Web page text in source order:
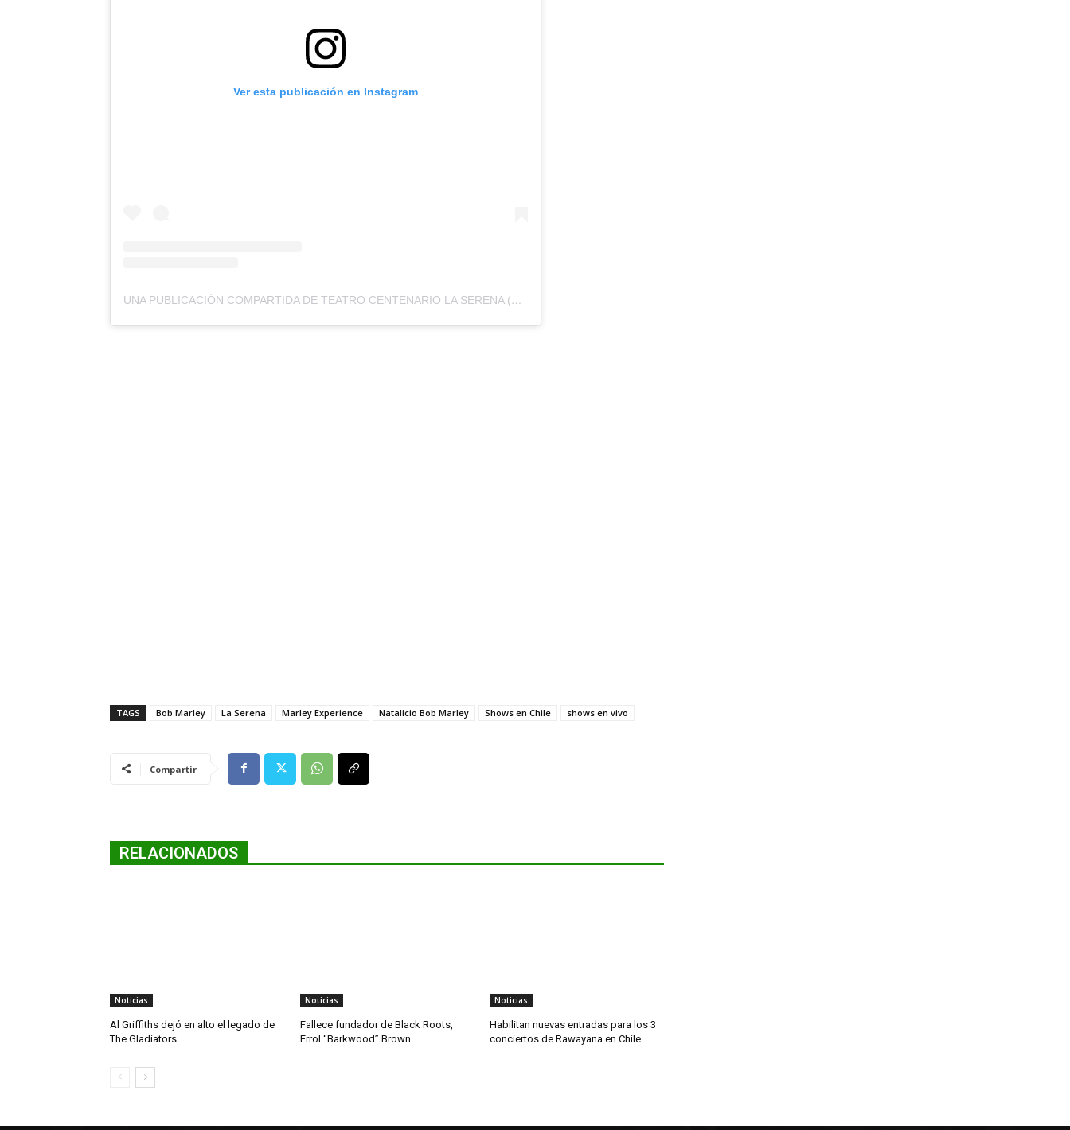
Ver esta publicación en Instagram
UNA PUBLICACIÓN COMPARTIDA DE TEATRO CENTENARIO LA SERENA (@TEATROCENTENARIO)
TAGS Bob Marley La Serena Marley Experience Natalicio Bob Marley Shows en Chile shows en vivo
Compartir
RELACIONADOS
Noticias
Al Griffiths dejó en alto el legado de
The Gladiators
Noticias
Fallece fundador de Black Roots,
Errol “Barkwood” Brown
Noticias
Habilitan nuevas entradas para los 3
conciertos de Rawayana en Chile